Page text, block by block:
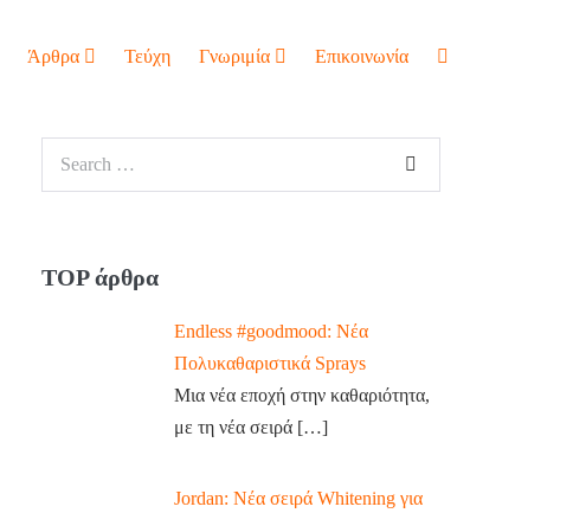
Άρθρα Τεύχη Γνωριμία Επικοινωνία
TOP άρθρα
Endless #goodmood: Νέα
Πολυκαθαριστικά Sprays
Μια νέα εποχή στην καθαριότητα,
με τη νέα σειρά […]
Jordan: Νέα σειρά Whitening για